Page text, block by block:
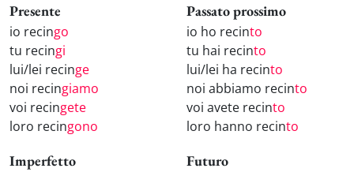
Presente
io recingo
tu recingi
lui/lei recinge
noi recingiamo
voi recingete
loro recingono
Passato prossimo
io ho recinto
tu hai recinto
lui/lei ha recinto
noi abbiamo recinto
voi avete recinto
loro hanno recinto
Imperfetto Futuro